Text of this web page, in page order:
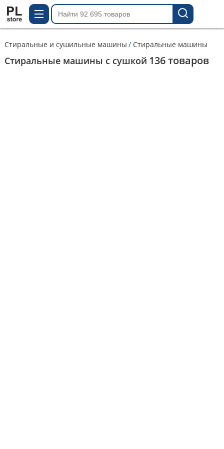
Стиральные и сушильные машины Стиральные машины
Стиральные машины с сушкой 136товаров